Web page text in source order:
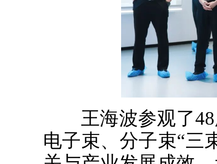
王海波参观了48
电子束、分子束“三